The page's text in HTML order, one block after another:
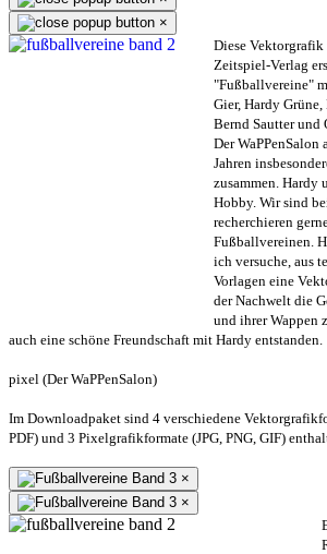
×
Diese
Zeitspiel-Verlag
"Fußballvereine"
Gier, Hardy
Bernd Sautter und
Der
Jahren
zusammen. Hardy
Hobby. Wir sind
recherchieren
Fußballvereinen.
ich versuche, aus
Vorlagen eine
der Nachwelt die
und ihrer Wappen
auch eine schöne Freundschaft mit Hardy entstanden.
pixel (Der WaPPenSalon)
Im Downloadpaket sind 4 verschiedene
PDF) und 3 Pixelgrafikformate (JPG, PNG, GIF)
×
×